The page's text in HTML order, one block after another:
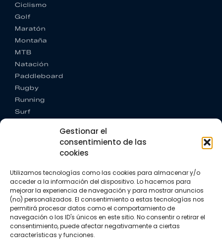
Gestionar el
consentimiento de las
cookies
Utilizamos tecnologías como las cookies para almacenar y/o
acceder a la información del dispositivo. Lo hacemos para
mejorar la experiencia de navegación y para mostrar anuncios
(no) personalizados. El consentimiento a estas tecnologías nos
permitirá procesar datos como el comportamiento de
navegación o los ID's únicos en este sitio. No consentir o retirar el
consentimiento, puede afectar negativamente a ciertas
características y funciones.
Ciclismo
Golf
Maratón
Montaña
MTB
Natación
Paddleboard
Rugby
Running
Surf
CONTACTO
+34 662 342 177
info@vkssport.com
SÍGUENOS